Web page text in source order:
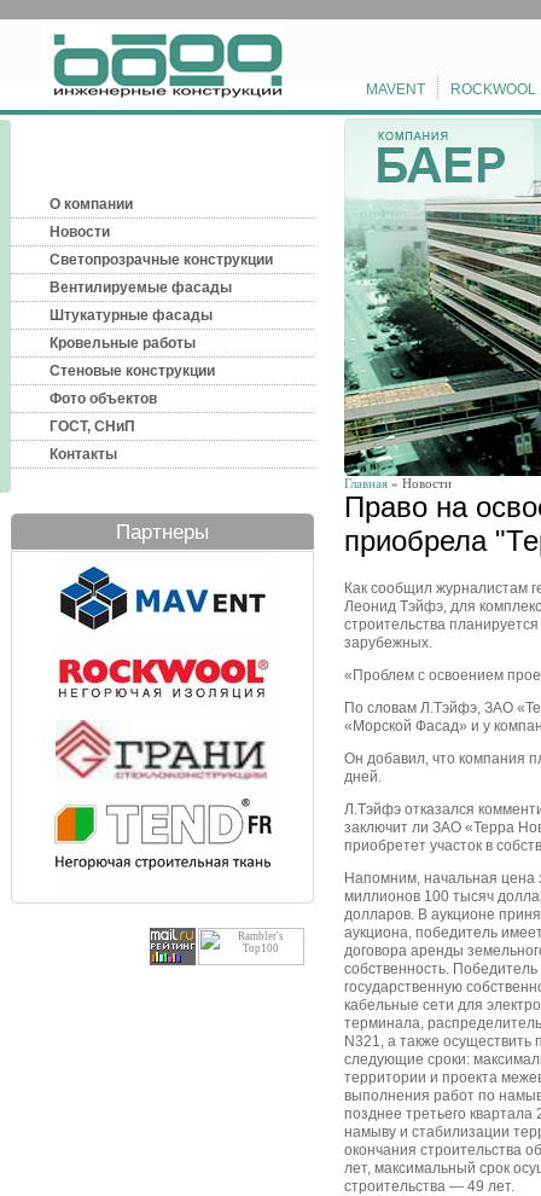
MAVENT ROCKWOOL
О компании
Новости
Светопрозрачные конструкции
Вентилируемые фасады
Штукатурные фасады
Кровельные работы
Стеновые конструкции
Фото объектов
ГОСТ, СНиП
Контакты
Партнеры
Главная » Новости
Право на
приобрела
Как сообщил журналистам
Леонид Тэйфэ, для
строительства
зарубежных.
«Проблем с освоением
По словам Л.Тэйфэ, ЗАО
«Морской Фасад» и у
Он добавил, что компания
дней.
Л.Тэйфэ отказался
заключит ли ЗАО «Терра
приобретет участок в
Напомним, начальная цена
миллионов 100 тысяч
долларов. В аукционе
аукциона, победитель
договора аренды
собственность.
государственную
кабельные сети для
терминала,
N321, а также осуществить
следующие сроки:
территории и проекта
выполнения работ по
позднее третьего квартала
намыву и стабилизации
окончания строительства
лет, максимальный срок
строительства — 49 лет.